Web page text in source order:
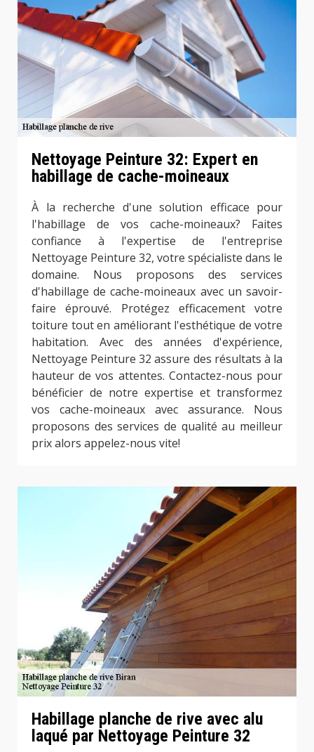
Nettoyage Peinture 32: Expert en
habillage de cache-moineaux
À la recherche d'une solution efficace pour
l'habillage de vos cache-moineaux? Faites
confiance à l'expertise de l'entreprise
Nettoyage Peinture 32, votre spécialiste dans le
domaine. Nous proposons des services
d'habillage de cache-moineaux avec un savoir-
faire éprouvé. Protégez efficacement votre
toiture tout en améliorant l'esthétique de votre
habitation. Avec des années d'expérience,
Nettoyage Peinture 32 assure des résultats à la
hauteur de vos attentes. Contactez-nous pour
bénéficier de notre expertise et transformez
vos cache-moineaux avec assurance. Nous
proposons des services de qualité au meilleur
prix alors appelez-nous vite!
Habillage planche de rive avec alu
laqué par Nettoyage Peinture 32